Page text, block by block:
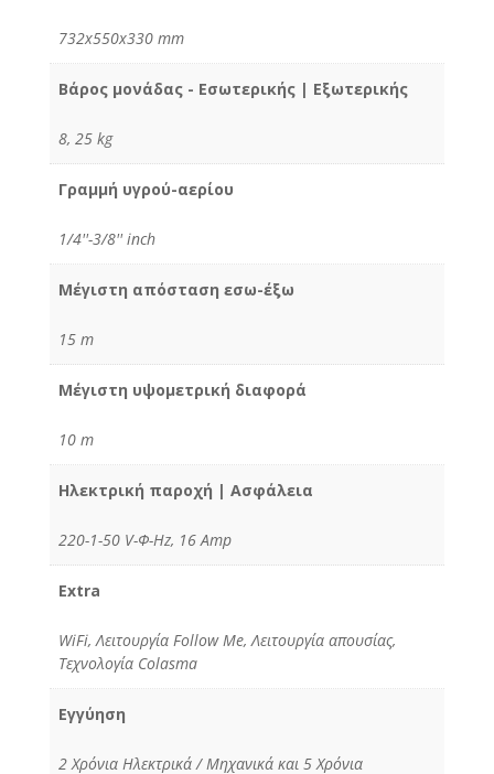
732x550x330 mm
Βάρος μονάδας - Εσωτερικής | Εξωτερικής
8, 25 kg
Γραμμή υγρού-αερίου
1/4''-3/8'' inch
Μέγιστη απόσταση εσω-έξω
15 m
Μέγιστη υψομετρική διαφορά
10 m
Ηλεκτρική παροχή | Ασφάλεια
220-1-50 V-Φ-Hz, 16 Amp
Extra
WiFi, Λειτουργία Follow Me, Λειτουργία απουσίας,
Τεχνολογία Colasma
Εγγύηση
2 Χρόνια Ηλεκτρικά / Μηχανικά και 5 Χρόνια